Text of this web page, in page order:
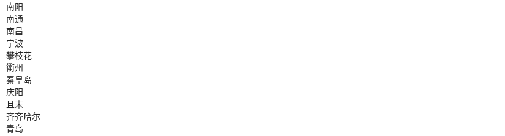
南阳
南通
南昌
宁波
攀枝花
衢州
秦皇岛
庆阳
且末
齐齐哈尔
青岛